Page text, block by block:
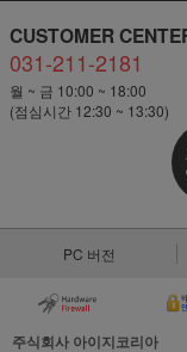
CUSTOMER
031-211-2181
월 ~ 금 10:00 ~ 18:00
(점심시간 12:30 ~ 13:30)
PC 버전
주식회사 아이지코리아